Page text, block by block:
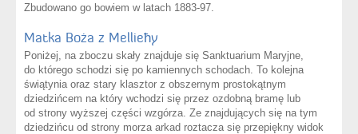
Zbudowano go bowiem w latach 1883-97.
Matka Boża z Mellieħy
Poniżej, na zboczu skały znajduje się Sanktuarium Maryjne,
do którego schodzi się po kamiennych schodach. To kolejna
świątynia oraz stary klasztor z obszernym prostokątnym
dziedzińcem na który wchodzi się przez ozdobną bramę lub
od strony wyższej części wzgórza. Ze znajdujących się na tym
dziedzińcu od strony morza arkad roztacza się przepiękny widok